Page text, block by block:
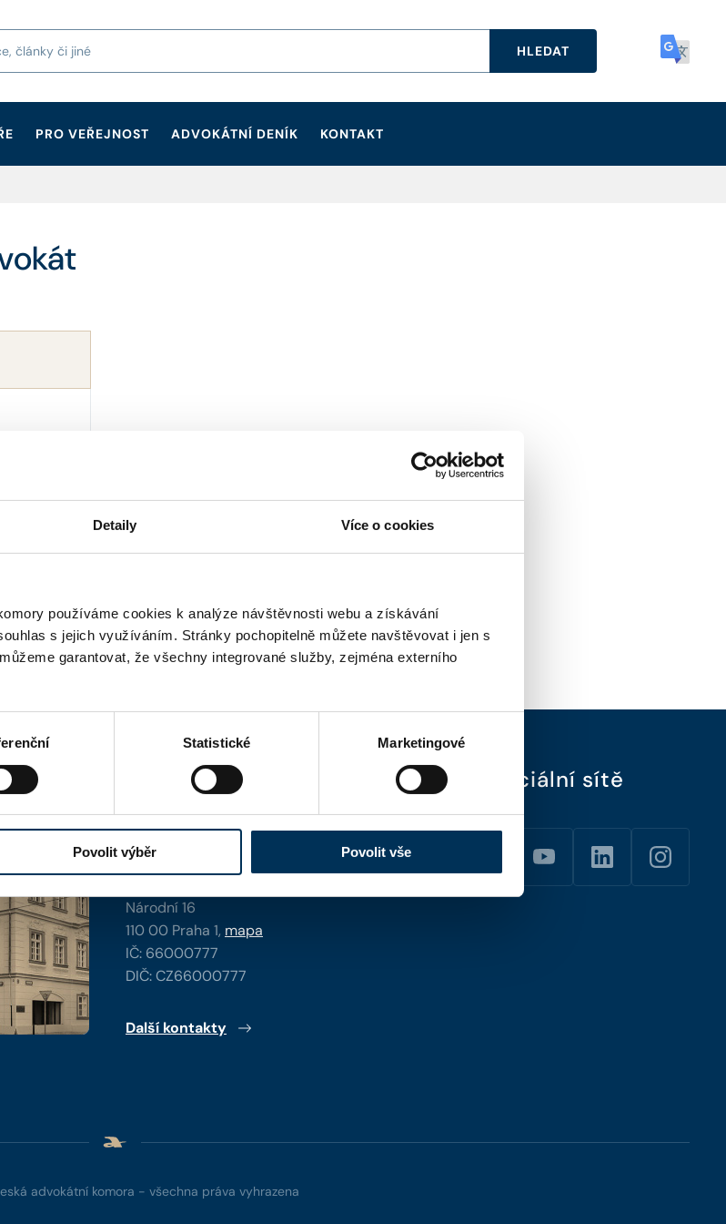
Detaily Více o cookies
používáme cookies k analýze návštěvnosti webu a získávání
s jejich využíváním. Stránky pochopitelně můžete navštěvovat i jen s
garantovat, že všechny integrované služby, zejména externího
Statistické Marketingové
Povolit výběr Povolit vše
HLEDAT
PRO VEŘEJNOST ADVOKÁTNÍ DENÍK
KONTAKT
Česká advokátní komora
Národní 16
110 00 Praha 1, mapa
IČ: 66000777
DIČ: CZ66000777
Další kontakty
Sociální sítě
advokátní komora - všechna práva vyhrazena